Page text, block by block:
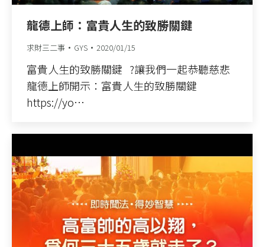
龍德上師：富貴人生的致勝關鍵
求財三二事 GYS 2020/01/15
富貴人生的致勝關鍵 ?讓我們一起恭聽慈悲
龍德上師開示：富貴人生的致勝關鍵
https://yo…